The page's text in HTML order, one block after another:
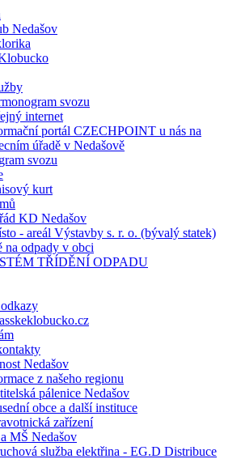
Nedašov
svozu
internet
portál CZECHPOINT u nás na
úřadě v Nedašově
svozu
kurt
KD Nedašov
- areál Výstavby s. r. o. (bývalý statek)
na odpady v obci
TŘÍDĚNÍ ODPADU
Nedašov
z našeho regionu
pálenice Nedašov
obce a další instituce
zařízení
MŠ Nedašov
služba elektřina - EG.D Distribuce